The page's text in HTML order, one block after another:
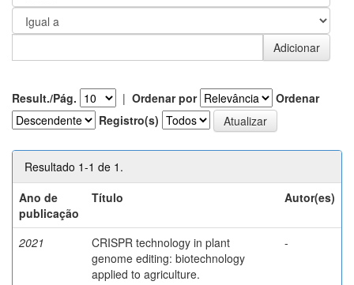
Result./Pág. | Ordenar por
Ordenar
Registro(s)
Resultado 1-1 de 1.
Ano de
publicação
Título Autor(es)
2021
CRISPR technology in plant
genome editing: biotechnology
applied to agriculture.
-